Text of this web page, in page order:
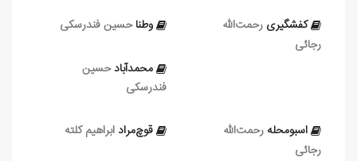
کفشگیری رحمت‌الله
رجائی
وطنا حسین فندرسکی
محمدآباد حسین
فندرسکی
اسبومحله رحمت‌الله
رجائی
قوچ‌مراد ابراهیم کلته